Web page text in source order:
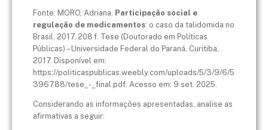
Fonte: MORO, Adriana. Participação social e
regulação de medicamentos: o caso da talidomida no
Brasil. 2017. 208 f. Tese (Doutorado em Políticas
Públicas) – Universidade Federal do Paraná, Curitiba,
2017. Disponível em:
https://politicaspublicas.weebly.com/uploads/5/3/9/6/5
396788/tese_-_final.pdf. Acesso em: 9 set. 2025.
Considerando as informações apresentadas, analise as
afirmativas a seguir: